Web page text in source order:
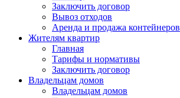
Заключить договор
Вывоз отходов
Аренда и продажа контейнеров
Жителям квартир
Главная
Тарифы и нормативы
Заключить договор
Владельцам домов
Владельцам домов